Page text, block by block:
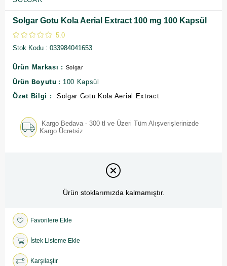
Solgar Gotu Kola Aerial Extract 100 mg 100 Kapsül
5.0
Stok Kodu
033984041653
Ürün Markası : Solgar
Ürün Boyutu : 100 Kapsül
Özet Bilgi : Solgar Gotu Kola Aerial Extract
Kargo Bedava - 300 tl ve Üzeri Tüm Alışverişlerinizde
Kargo Ücretsiz
Ürün stoklarımızda kalmamıştır.
Favorilere Ekle
İstek Listeme Ekle
Karşılaştır